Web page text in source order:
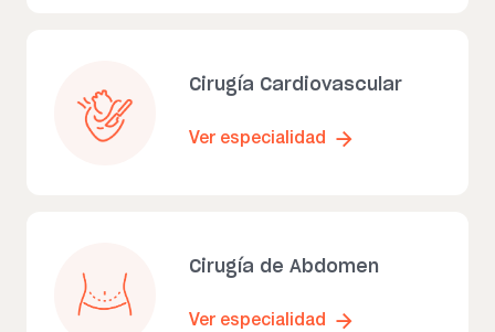
Cirugía Cardiovascular
Ver especialidad
Cirugía de Abdomen
Ver especialidad